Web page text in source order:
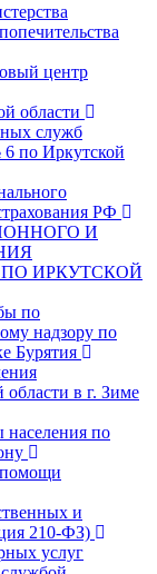
центр
области
служб
по Иркутской
РФ
И
ИРКУТСКОЙ
по
надзору по
Бурятия
области в г. Зиме
населения по
и
210-ФЗ)
услуг